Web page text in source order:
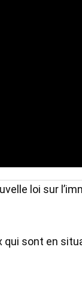
loi sur
qui sont en